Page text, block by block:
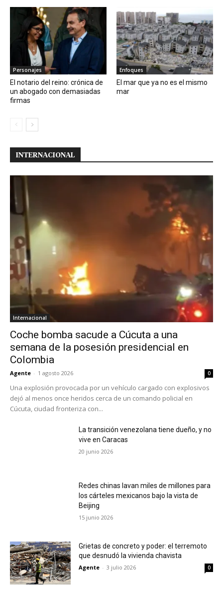
Personajes
El notario del reino: crónica de
un abogado con demasiadas
firmas
Enfoques
El mar que ya no es el mismo
mar
INTERNACIONAL
Internacional
Coche bomba sacude a Cúcuta a una
semana de la posesión presidencial en
Colombia
Agente - 1 agosto 2026 0
Una explosión provocada por un vehículo cargado con explosivos
dejó al menos once heridos cerca de un comando policial en
Cúcuta, ciudad fronteriza con...
La transición venezolana tiene dueño, y no
vive en Caracas
20 junio 2026
Redes chinas lavan miles de millones para
los cárteles mexicanos bajo la vista de
Beijing
15 junio 2026
Grietas de concreto y poder: el terremoto
que desnudó la vivienda chavista
Agente - 3 julio 2026 0